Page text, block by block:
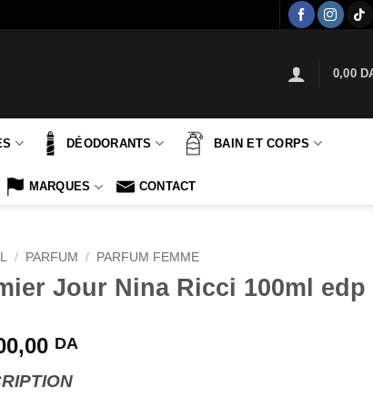
0,00
DÉODORANTS BAIN ET CORPS
MARQUES CONTACT
/ PARFUM / PARFUM FEMME
Jour Nina Ricci 100ml edp
DA